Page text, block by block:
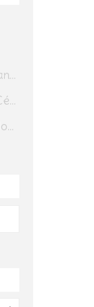
Face à l’éco-anxiété – Johannes Herrmann
Son odeur après la pluie – Cédric Sapin-Defour
Escapade à Saint-Malo – Novembre 2025 – Jour 1